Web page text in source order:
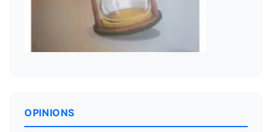
OPINIONS